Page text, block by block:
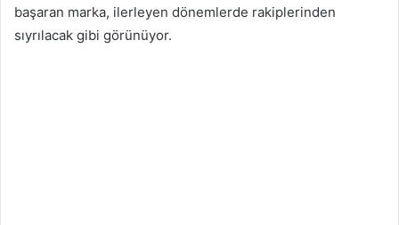
başaran marka, ilerleyen dönemlerde rakiplerinden
sıyrılacak gibi görünüyor.